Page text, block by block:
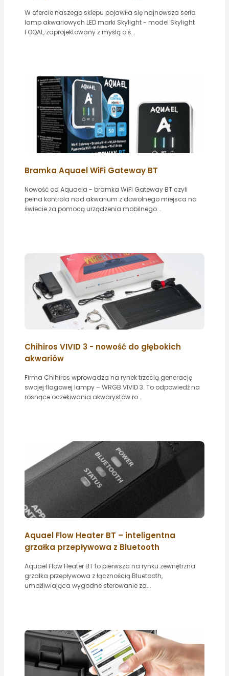
W ofercie naszego sklepu pojawiła się najnowsza seria
lamp akwariowych LED marki Skylight - model Skylight
FOQAL, zaprojektowany z myślą o ś...
Bramka Aquael WiFi Gateway BT
Nowość od Aquaela - bramka WiFi Gateway BT czyli
pełna kontrola nad akwarium z dowolnego miejsca na
świecie za pomocą urządzenia mobilnego...
Chihiros VIVID 3 - nowość do głębokich
akwariów
Firma Chihiros wprowadza na rynek trzecią generację
swojej flagowej lampy – WRGB VIVID 3. To odpowiedź na
rosnące oczekiwania akwarystów ro...
Aquael Flow Heater BT – inteligentna
grzałka przepływowa z Bluetooth
Aquael Flow Heater BT to pierwsza na rynku zewnętrzna
grzałka przepływowa z łącznością Bluetooth,
umożliwiająca wygodne sterowanie za...